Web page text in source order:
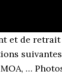
de CIC. La taille de la tête, du menton au sommet, doit mesurer globalement entre 31 mm (1 1/4 po) et 36 mm (1 7/16 po). Vous disposerez d’une disponibilité de fonds immédiat en France ainsi qu’à l’étranger. Coût de réédition d’un carte: 13 euros (et 72 euros en urgence) Coût de réédition d’un code confidentiel: 9,70 euros (et 60 euros en urgence) Frais de levée d’interdiction de carte: gratuit. Sans 675 sa pas Carte … Forte de son succès, MOA est présente partout en France mais également dans de nombreux pays (DOM-TOM, Espagne, Islande, Arabie Saoudite, Arménie, Liban, Israël …). Parent's or child's hands must not appear in the photo. Les photographies doivent être identiques et avoir été prises au cours des six derniers mois. Si elles ne s’y conforment pas, vous devrez en fournir de nouvelles avant que votre demande puisse être traitée. Choisissez parmi des contenus premium Moa de la plus haute qualité.